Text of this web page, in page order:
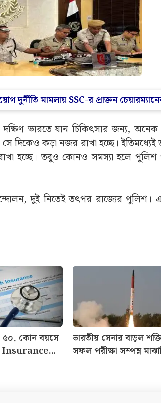
দুর্নীতি মামলায় SSC-র প্রাক্তন
ভারতে যান চিকিৎসার জন্য, অনেক
সে দিকেও কড়া নজর রাখা হচ্ছে।
রাখা হচ্ছে। তবুও কোনও সমস্যা হলে
দুই নিতেই তৎপর রাজ্যের